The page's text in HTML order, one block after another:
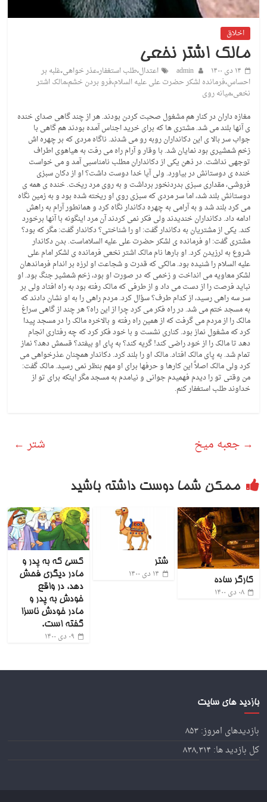
اخلاق
مالک اشتر نخعی
۱۴ دی ۱۴۰۰ admin اعتدال،طلب استغفار،عذر خواهی،غلبه بر
احساس،فرمانده لشکر حضرت علی علیه السلام،فرو بردن خشم،مالک اشتر
نخعی،میانه روی
مغازه داران در کنار هم مشغول صحبت کردن بودند. هر از چند گاهی صدای خنده
ی آنها بلند می شد. مشتری ها که برای خرید اجناس آمده بودند هم گاهی با
جواب سر بالا ی این دکانداران روبه رو می شدند. ناگاه مردی که بر چهره اش
زخم شمشیری بود نمایان شد. با وقار و آرام راه می رفت به هیاهوی اطراف
توجهی نداشت. در ذهن یکی از دکانداران مطلب نامناسبی آمد و می خواست
خنده ی دوستانش در بیاورد. ولی آیا خدا دوست داشت؟ او از دکان سبزی
فروشی، مقداری سبزی بدردنخور برداشت و به روی مرد ریخت. خنده ی همه ی
دوستانش بلند شد، اما سر مردی که سبزی روی او ریخته شده بود و به زمین نگاه
می کرد بلند شد و به آرامی به چهره دکاندار نگاه کرد و همانطور آرام به راهش
ادامه داد. دکانداران خندیدند ولی فکر نمی کردند آن مرد اینگونه با آنها برخورد
کند. یکی از مشتریان به دکاندار گفت: او را شناختی؟ دکاندار گفت: مگر که بود؟
مشتری گفت: او فرمانده ی لشکر حضرت علی علیه السلاماست. بدن دکاندار
شروع به لرزیدن کرد. او بارها نام مالک اشتر نخعی فرمانده ی لشکر امام علی
علیه السلام را شنیده بود. مالکی که قدرت و شجاعت او لرزه بر اندام فرماندهان
لشکر معاویه می انداخت و زخمی که در صورت او بود، زخم شمشیر جنگ بود. او
نباید فرصت را از دست می داد و از طرفی که مالک رفته بود به راه افتاد ولی بر
سر سه راهی رسید، از کدام طرف؟ سؤال کرد. مردم راهی را به او نشان دادند که
به مسجد ختم می شد. در راه فکر می کرد چرا از این راه؟ هر چند از گاهی سراغ
مالک را از مردم می گرفت که از همین راه رفته و بالاخره مالک را در مسجد پیدا
کرد که مشغول نماز بود. کناری نشست و با خود فکر کرد که چه رفتاری انجام
دهد تا مالک را از خود راضی کند! گریه کند؟ به پای او بیفتد؟ قسمش دهد؟ نماز
تمام شد. به پای مالک افتاد. مالک او را بلند کرد. دکاندار همچنان عذرخواهی می
کرد ولی مالک اصلاً این کارها و حرفها برای او مهم بنظر نمی رسید. مالک گفت:
من وقتی تو را دیدم فهمیدم جوانی و نیامدم به مسجد مگر اینکه برای تو از
خداوند طلب استغفار کنم.
→ جعبه میخ شتر ←
ممکن شما دوست داشته باشید
کارگر ساده
۰۸ دی ۱۴۰۰
شتر
۱۴ دی ۱۴۰۰
کسی که به پدر و
مادر دیگری فحش
دهد، در واقع
خودش به پدر و
مادر خودش ناسزا
گفته است.
۰۹ دی ۱۴۰۰
بازدید های سایت
بازدیدهای امروز:۸۵۳
کل بازدید ها: ۸۳۸,۳۱۴